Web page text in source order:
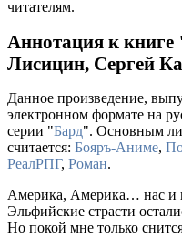
читателям.
Аннотация к
Лисицин, Сергей
Данное произведение,
электронном формате на
серии "Бард". Основным
считается: Бояръ-Аниме,
РеалРПГ, Роман.
Америка, Америка… нас и
Эльфийские страсти
Но покой мне только